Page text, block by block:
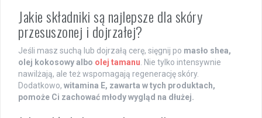
Jakie składniki są najlepsze dla skóry
przesuszonej i dojrzałej?
Jeśli masz suchą lub dojrzałą cerę, sięgnij po masło shea,
olej kokosowy albo olej tamanu . Nie tylko intensywnie
nawilżają, ale też wspomagają regenerację skóry.
Dodatkowo, witamina E, zawarta w tych produktach,
pomoże Ci zachować młody wygląd na dłużej.